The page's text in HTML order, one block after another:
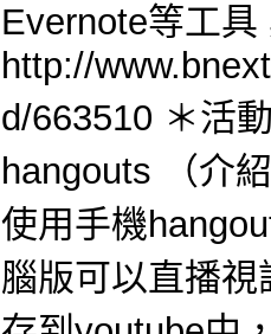
Evernote等工
http://
d/663510 ＊活
hangouts （介
使用手機
腦版可以直播